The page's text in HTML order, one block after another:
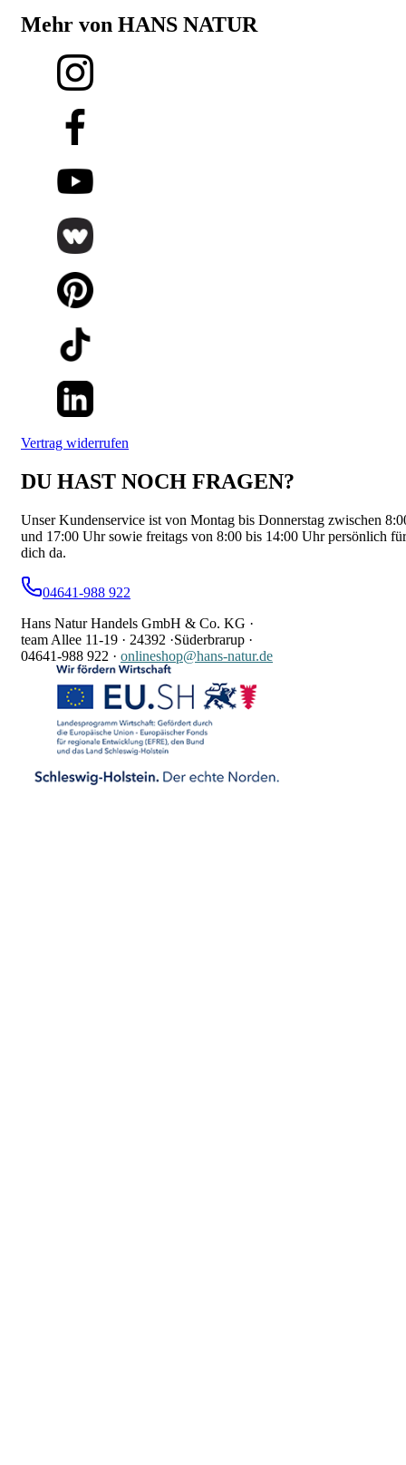
Mehr von HANS NATUR
Vertrag widerrufen
DU HAST NOCH FRAGEN?
Unser Kundenservice ist von Montag bis Donnerstag zwischen
und 17:00 Uhr sowie freitags von 8:00 bis 14:00 Uhr persönlich für
dich da.
04641-988 922
Hans Natur Handels GmbH & Co. KG ·
team Allee 11-19 · 24392 ·Süderbrarup ·
04641-988 922 · onlineshop@hans-natur.de